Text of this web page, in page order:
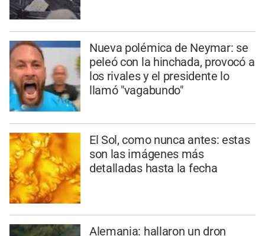
Nueva polémica de Neymar: se
peleó con la hinchada, provocó a
los rivales y el presidente lo
llamó "vagabundo"
El Sol, como nunca antes: estas
son las imágenes más
detalladas hasta la fecha
Alemania: hallaron un dron